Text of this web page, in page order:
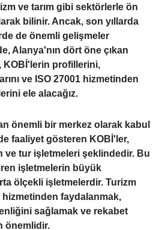
ve tarım gibi sektörlerle ön
bilinir. Ancak, son yıllarda
de önemli gelişmeler
Alanya'nın dört öne çıkan
KOBİ'lerin profillerini,
ve ISO 27001 hizmetinden
ele alacağız.
önemli bir merkez olarak kabul
faaliyet gösteren KOBİ'ler,
ve tur işletmeleri şeklindedir. Bu
işletmelerin büyük
ölçekli işletmelerdir. Turizm
hizmetinden faydalanmak,
sağlamak ve rekabet
önemlidir.